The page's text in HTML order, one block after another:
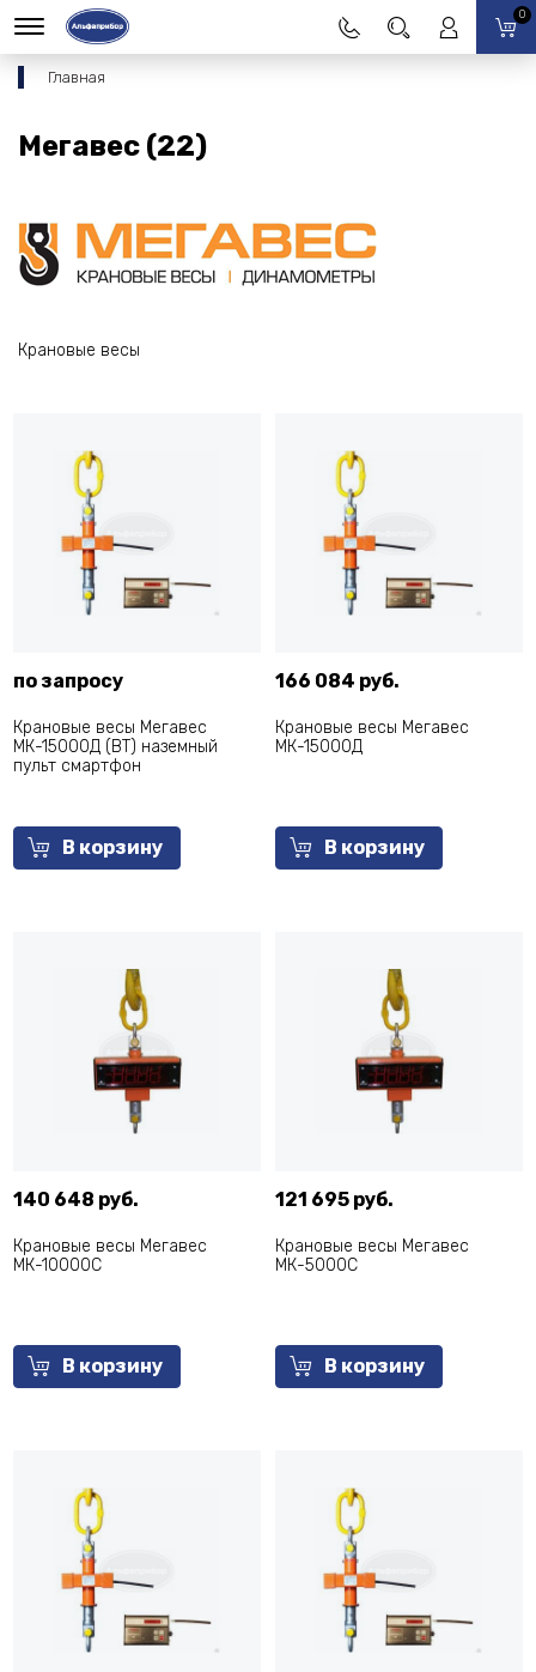
0
Главная
Мегавес (22)
Крановые весы
по запросу
Крановые весы Мегавес
МК-15000Д (ВТ) наземный
пульт смартфон
В корзину
166 084 руб.
Крановые весы Мегавес
МК-15000Д
В корзину
140 648 руб.
Крановые весы Мегавес
МК-10000С
В корзину
121 695 руб.
Крановые весы Мегавес
МК-5000С
В корзину